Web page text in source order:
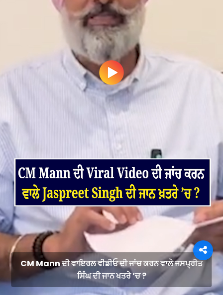
CM Mann ਦੀ ਵਾਇਰਲ ਵੀਡੀਓ ਦੀ ਜਾਂਚ ਕਰਨ ਵਾਲੇ ਜਸਪ੍ਰੀਤ
ਸਿੰਘ ਦੀ ਜਾਨ ਖਤਰੇ ’ਚ ?